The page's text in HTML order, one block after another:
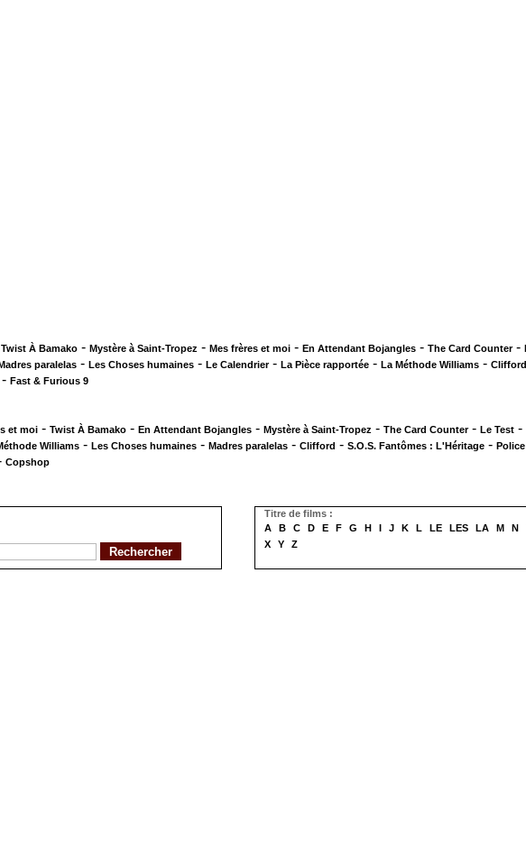
Twist À Bamako - Mystère à Saint-Tropez - Mes frères et moi - En Attendant Bojangles - The Card Counter-
paralelas - Les Choses humaines - Le Calendrier- La Pièce rapportée - La Méthode Williams - Clifford
- Fast & Furious 9
et moi - Twist À Bamako - En Attendant Bojangles - Mystère à Saint-Tropez - The Card Counter- Le Test -
Williams - Les Choses humaines - Madres paralelas - Clifford - S.O.S. Fantômes : L'Héritage -
Copshop
Titre de films :
A
B C D E F G H I J K L LE LES LA M N
X
Y Z